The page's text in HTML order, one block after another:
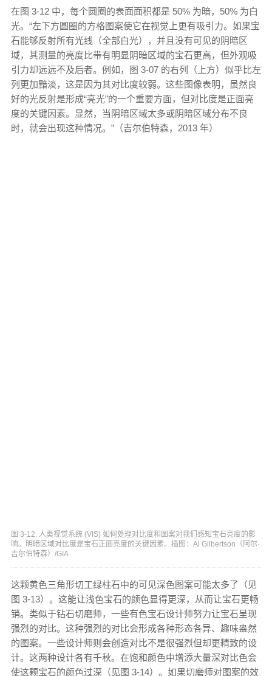
在图 3-12 中，每个圆圈的表面面积都是 50% 为暗，50% 为白
光。“左下方圆圈的方格图案使它在视觉上更有吸引力。如果宝
石能够反射所有光线（全部白光），并且没有可见的阴暗区
域，其测量的亮度比带有明显阴暗区域的宝石更高，但外观吸
引力却远远不及后者。例如，图 3-07 的右列（上方）似乎比左
列更加黯淡，这是因为其对比度较弱。这些图像表明，虽然良
好的光反射是形成“亮光”的一个重要方面，但对比度是正面亮
度的关键因素。显然，当阴暗区域太多或阴暗区域分布不良
时，就会出现这种情况。”（吉尔伯特森，2013 年）
图 3-12. 人类视觉系统 (VIS) 如何处理对比度和图案对我们感知宝石亮度的影
响。明暗区域对比度是宝石正面亮度的关键因素。插图：Al Gilbertson（阿尔·
吉尔伯特森）/GIA
这颗黄色三角形切工绿柱石中的可见深色图案可能太多了（见
图 3-13）。这能让浅色宝石的颜色显得更深，从而让宝石更畅
销。类似于钻石切磨师，一些有色宝石设计师努力让宝石呈现
强烈的对比。这种强烈的对比会形成各种形态各异、趣味盎然
的图案。一些设计师则会创造对比不是很强烈但却更精致的设
计。这两种设计各有千秋。在饱和颜色中增添大量深对比色会
使这颗宝石的颜色过深（见图 3-14）。如果切磨师对图案的效